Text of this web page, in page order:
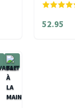
52.95